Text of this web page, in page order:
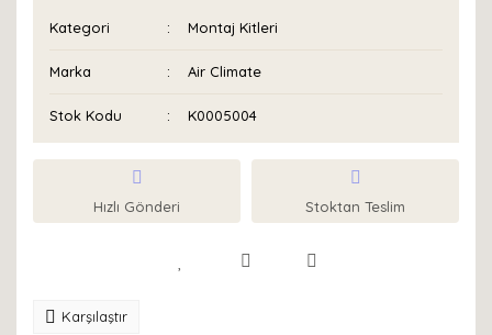
Kategori Montaj Kitleri
Marka Air Climate
Stok Kodu K0005004
Hızlı Gönderi Stoktan Teslim
Karşılaştır